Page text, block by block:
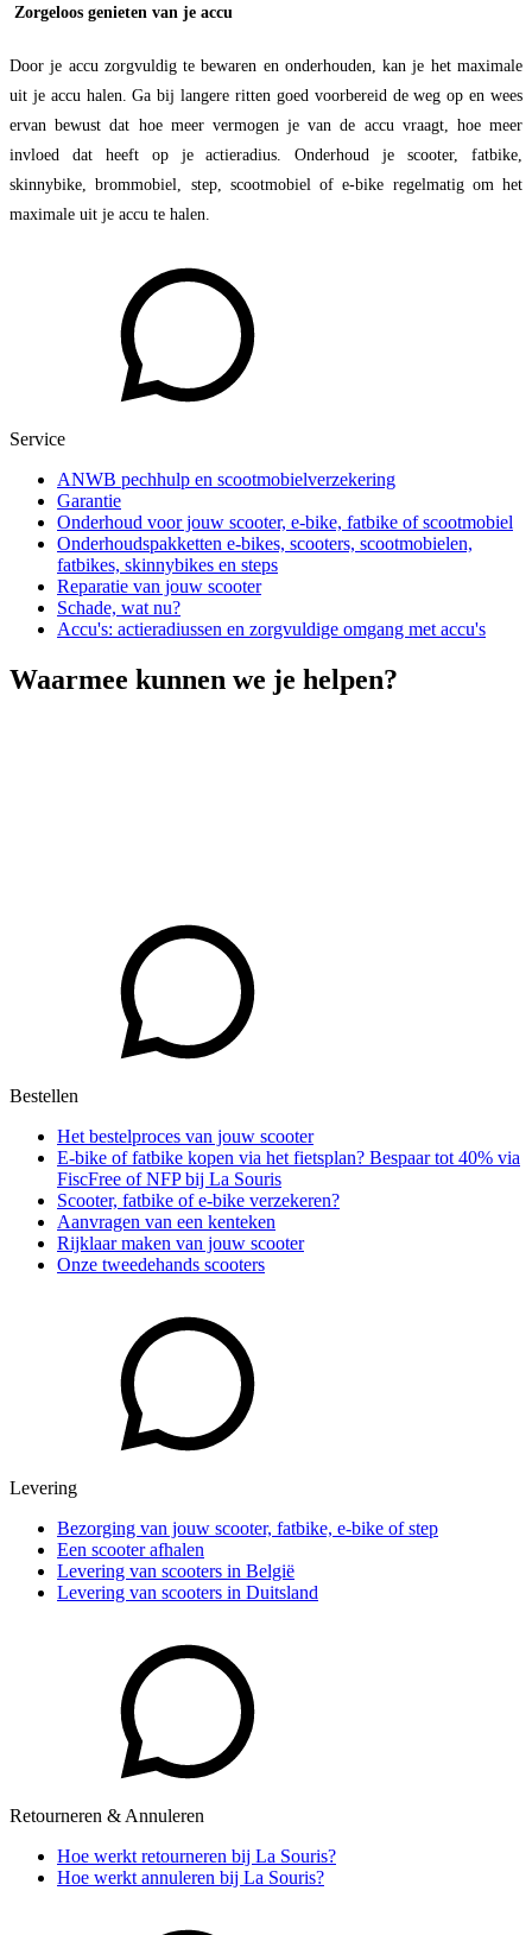
Zorgeloos genieten van je accu
Door je accu zorgvuldig te bewaren en onderhouden, kan je het maximale
uit je accu halen. Ga bij langere ritten goed voorbereid de weg op en wees
ervan bewust dat hoe meer vermogen je van de accu vraagt, hoe meer
invloed dat heeft op je actieradius. Onderhoud je scooter, fatbike,
skinnybike, brommobiel, step, scootmobiel of e-bike regelmatig om het
maximale uit je accu te halen.
Service
ANWB pechhulp en scootmobielverzekering
Garantie
Onderhoud voor jouw scooter, e-bike, fatbike of scootmobiel
Onderhoudspakketten e-bikes, scooters, scootmobielen,
fatbikes, skinnybikes en steps
Reparatie van jouw scooter
Schade, wat nu?
Accu's: actieradiussen en zorgvuldige omgang met accu's
Waarmee kunnen we je helpen?
Bestellen
Het bestelproces van jouw scooter
E-bike of fatbike kopen via het fietsplan? Bespaar tot 40% via
FiscFree of NFP bij La Souris
Scooter, fatbike of e-bike verzekeren?
Aanvragen van een kenteken
Rijklaar maken van jouw scooter
Onze tweedehands scooters
Levering
Bezorging van jouw scooter, fatbike, e-bike of step
Een scooter afhalen
Levering van scooters in België
Levering van scooters in Duitsland
Retourneren & Annuleren
Hoe werkt retourneren bij La Souris?
Hoe werkt annuleren bij La Souris?